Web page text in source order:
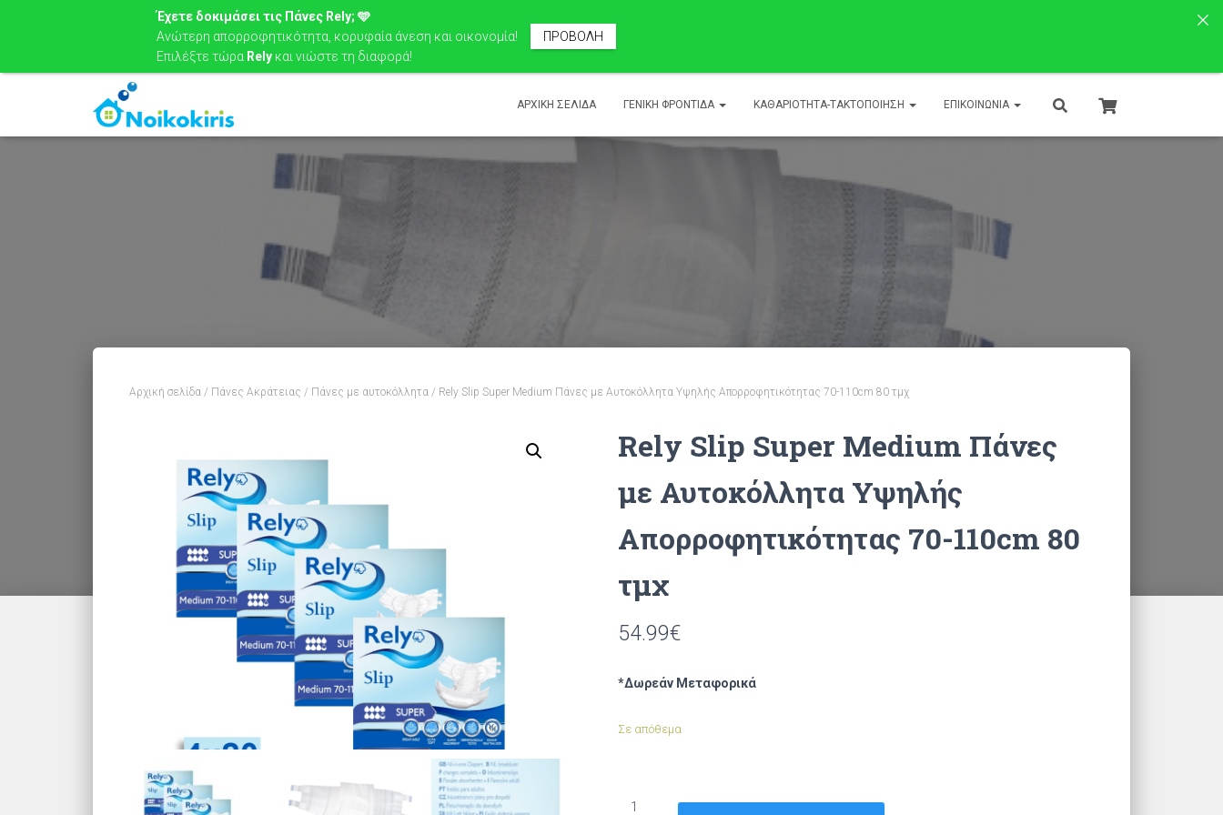
ΑΡΧΙΚΉ ΣΕΛΊΔΑ ΓΕΝΙΚΉ ΦΡΟΝΤΊΔΑ ΚΑΘΑΡΙΟΤΗΤΑ-ΤΑΚΤΟΠΟΙΗΣΗ ΕΠΙΚΟΙΝΩΝΊΑ
Αρχική σελίδα / Πάνες Ακράτειας / Πάνες με αυτοκόλλητα / Rely Slip Super Medium Πάνες με Αυτοκόλλητα Υψηλής Απορροφητικότητας 70-110cm 80 τμχ
Rely Slip Super Medium Πάνες
με Αυτοκόλλητα Υψηλής
Απορροφητικότητας 70-110cm 80
τμχ
54.99€
*Δωρεάν Μεταφορικά
Σε απόθεμα
Rely
Έχετε δοκιμάσει τις Πάνες Rely; 🩵
Ανώτερη απορροφητικότητα, κορυφαία άνεση και οικονομία!
Επιλέξτε τώρα Rely και νιώστε τη διαφορά!
ΠΡΟΒΟΛΗ